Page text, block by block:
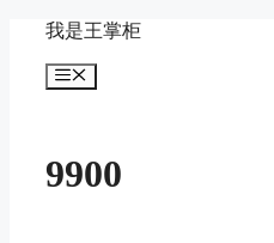
content
我是王掌柜
Menu
9900